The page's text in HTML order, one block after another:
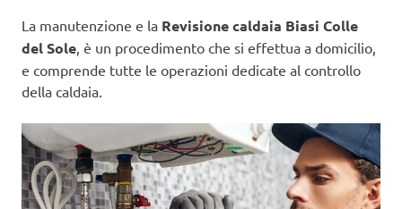
La manutenzione e la Revisione caldaia Biasi Colle
del Sole, è un procedimento che si effettua a domicilio,
e comprende tutte le operazioni dedicate al controllo
della caldaia.